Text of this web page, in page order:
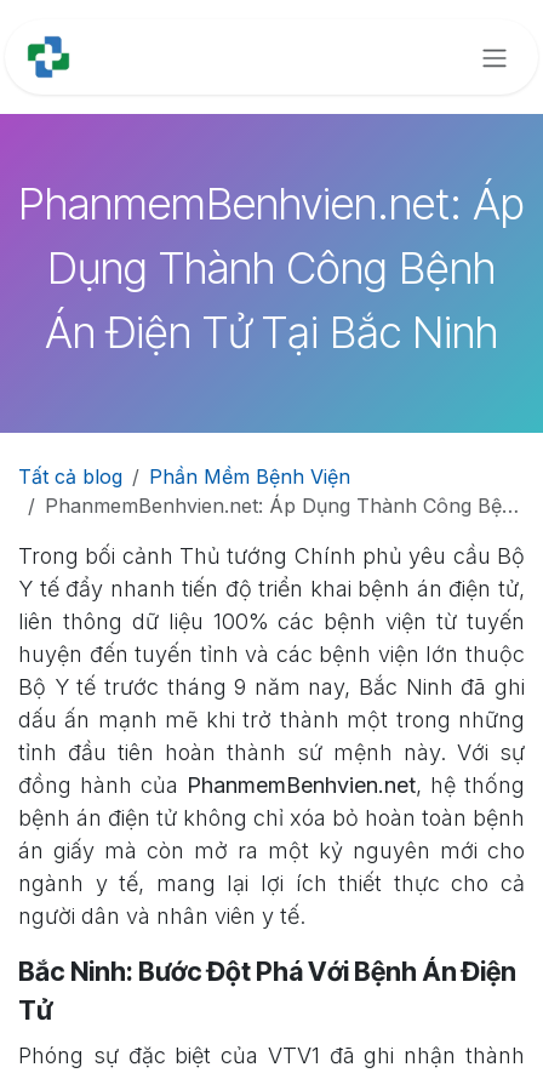
PhanmemBenhvien.net: Áp
Dụng Thành Công Bệnh
Án Điện Tử Tại Bắc Ninh
Tất cả blog
Phần Mềm Bệnh Viện
PhanmemBenhvien.net: Áp Dụng Thành Công Bệnh Án Điện Tử Tại Bắc Ninh
Trong bối cảnh Thủ tướng Chính phủ yêu cầu Bộ
Y tế đẩy nhanh tiến độ triển khai bệnh án điện tử,
liên thông dữ liệu 100% các bệnh viện từ tuyến
huyện đến tuyến tỉnh và các bệnh viện lớn thuộc
Bộ Y tế trước tháng 9 năm nay, Bắc Ninh đã ghi
dấu ấn mạnh mẽ khi trở thành một trong những
tỉnh đầu tiên hoàn thành sứ mệnh này. Với sự
đồng hành của PhanmemBenhvien.net, hệ thống
bệnh án điện tử không chỉ xóa bỏ hoàn toàn bệnh
án giấy mà còn mở ra một kỷ nguyên mới cho
ngành y tế, mang lại lợi ích thiết thực cho cả
người dân và nhân viên y tế.
Bắc Ninh: Bước Đột Phá Với Bệnh Án Điện
Tử
Phóng sự đặc biệt của VTV1 đã ghi nhận thành